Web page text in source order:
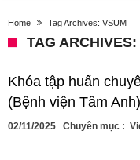
Home Tag Archives: VSUM
TAG ARCHIVES:
Khóa tập huấn
(Bệnh viện Tâm Anh)
02/11/2025 Chuyên mục :